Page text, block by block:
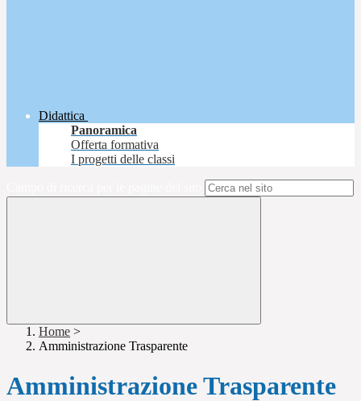
Didattica
Panoramica
Offerta formativa
I progetti delle classi
Home >
Amministrazione Trasparente
Amministrazione Trasparente